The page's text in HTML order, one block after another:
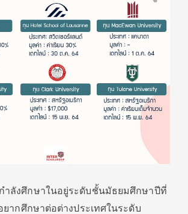
ำลังศึกษาในอยู่ระดับชั้นมัธยมศึกษาปีที่
ากศึกษาต่อต่างประเทศในระดับ